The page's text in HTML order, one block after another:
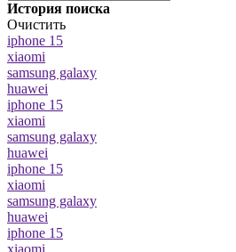
История поиска
Очистить
iphone 15
xiaomi
samsung galaxy
huawei
iphone 15
xiaomi
samsung galaxy
huawei
iphone 15
xiaomi
samsung galaxy
huawei
iphone 15
xiaomi